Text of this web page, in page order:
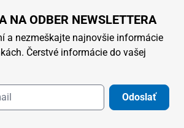
NA ODBER NEWSLETTERA
a nezmeškajte najnovšie informácie
Čerstvé informácie do vašej
Odoslať